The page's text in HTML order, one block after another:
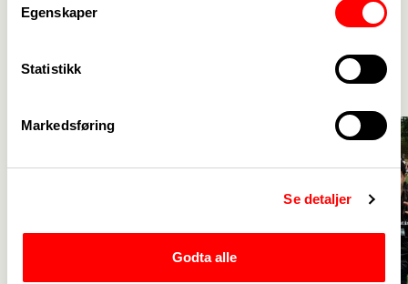
Egenskaper
Statistikk
Markedsføring
Se detaljer
Godta alle